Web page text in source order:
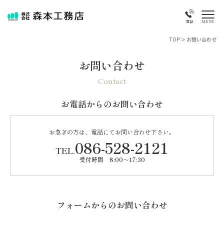
電話 MENU
TOP > お問い合わせ
お問い合わせ
Contact
お電話からのお問い合わせ
お急ぎの方は、電話にてお問い合わせ下さい。
TEL.086-528-2121
受付時間 8:00～17:30
フォームからのお問い合わせ